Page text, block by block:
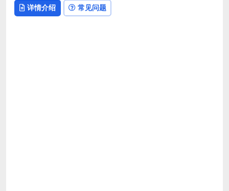
详情介绍 常见问题